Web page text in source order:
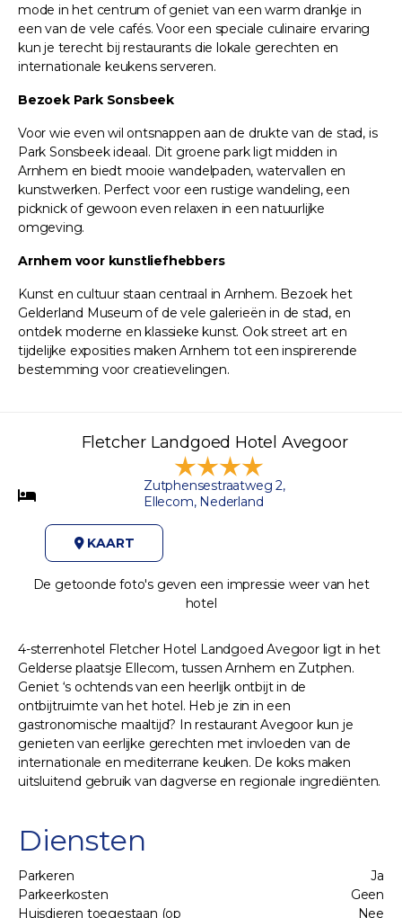
mode in het centrum of geniet van een warm drankje in
een van de vele cafés. Voor een speciale culinaire ervaring
kun je terecht bij restaurants die lokale gerechten en
internationale keukens serveren.
Bezoek Park Sonsbeek
Voor wie even wil ontsnappen aan de drukte van de stad, is
Park Sonsbeek ideaal. Dit groene park ligt midden in
Arnhem en biedt mooie wandelpaden, watervallen en
kunstwerken. Perfect voor een rustige wandeling, een
picknick of gewoon even relaxen in een natuurlijke
omgeving.
Arnhem voor kunstliefhebbers
Kunst en cultuur staan centraal in Arnhem. Bezoek het
Gelderland Museum of de vele galerieën in de stad, en
ontdek moderne en klassieke kunst. Ook street art en
tijdelijke exposities maken Arnhem tot een inspirerende
bestemming voor creatievelingen.
Fletcher Landgoed Hotel Avegoor
Zutphensestraatweg 2,
Ellecom, Nederland
KAART
De getoonde foto's geven een impressie weer van het
hotel
4-sterrenhotel Fletcher Hotel Landgoed Avegoor ligt in het
Gelderse plaatsje Ellecom, tussen Arnhem en Zutphen.
Geniet ‘s ochtends van een heerlijk ontbijt in de
ontbijtruimte van het hotel. Heb je zin in een
gastronomische maaltijd? In restaurant Avegoor kun je
genieten van eerlijke gerechten met invloeden van de
internationale en mediterrane keuken. De koks maken
uitsluitend gebruik van dagverse en regionale ingrediënten.
Diensten
Parkeren
Ja
Parkeerkosten
Geen
Huisdieren toegestaan (op
Nee